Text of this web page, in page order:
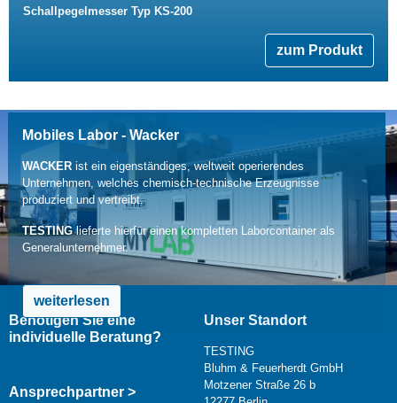
Schallpegelmesser Typ KS-200
zum Produkt
Mobiles Labor - Wacker
WACKERist ein eigenständiges, weltweit operierendes
Unternehmen, welches chemisch-technische Erzeugnisse
produziert und vertreibt.
TESTINGlieferte hierfür einen kompletten Laborcontainer als
Generalunternehmer.
weiterlesen
Benötigen Sie eine
individuelle Beratung?
Ansprechpartner >
Unser Standort
TESTING
Bluhm & Feuerherdt GmbH
Motzener Straße 26 b